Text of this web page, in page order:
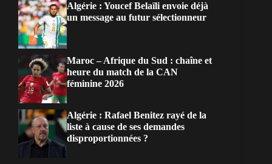
Algérie : Youcef Belaïli envoie déjà
un message au futur sélectionneur
Maroc – Afrique du Sud : chaîne et
heure du match de la CAN
féminine 2026
Algérie : Rafael Benitez rayé de la
liste à cause de ses demandes
disproportionnées ?